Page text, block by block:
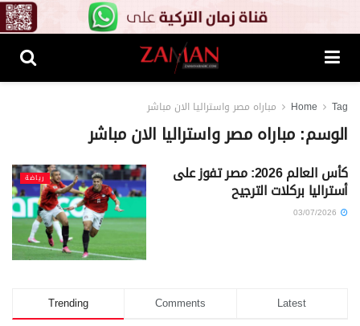
Home Tag مباراه مصر واستراليا الان مباشر
الوسم:مباراه مصر واستراليا الان مباشر
رياضة كأس العالم 2026: مصر تفوز على
أستراليا بركلات الترجيح
Trending Comments Latest